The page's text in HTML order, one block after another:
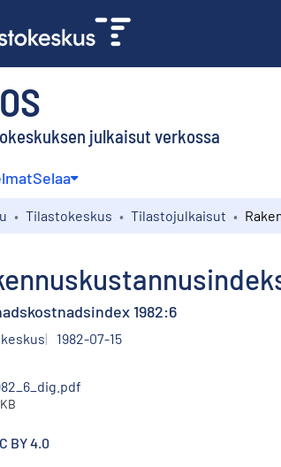
julkaisut verkossa
Selaa
Tilastokeskus Tilastojulkaisut
1982:6
1982-07-15
BY 4.0